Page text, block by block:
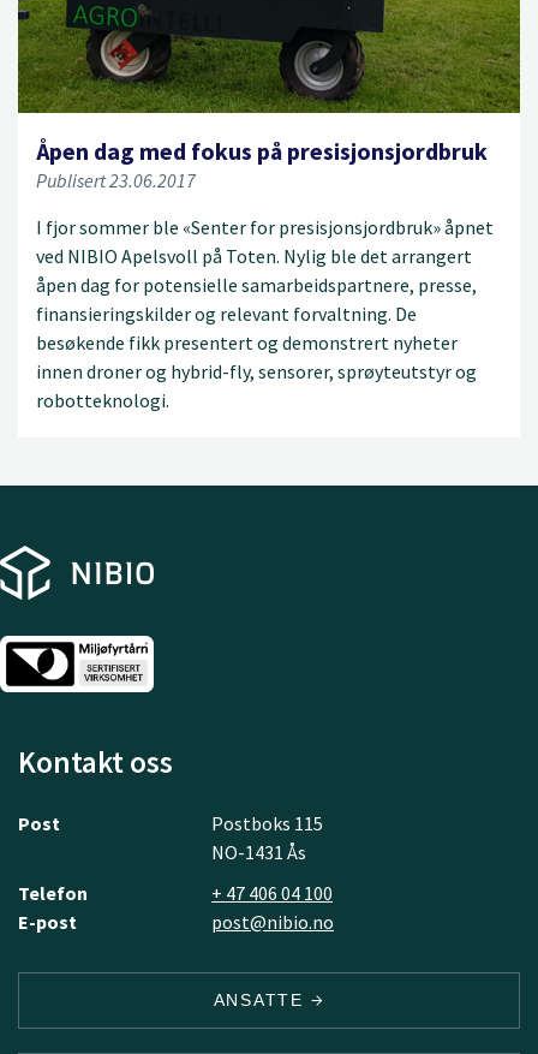
Åpen dag med fokus på presisjonsjordbruk
Publisert 23.06.2017
I fjor sommer ble «Senter for presisjonsjordbruk» åpnet
ved NIBIO Apelsvoll på Toten. Nylig ble det arrangert
åpen dag for potensielle samarbeidspartnere, presse,
finansieringskilder og relevant forvaltning. De
besøkende fikk presentert og demonstrert nyheter
innen droner og hybrid-fly, sensorer, sprøyteutstyr og
robotteknologi.
Kontakt oss
Post
Postboks 115
NO-1431 Ås
Telefon
+ 47 406 04 100
E-post
post@nibio.no
ANSATTE